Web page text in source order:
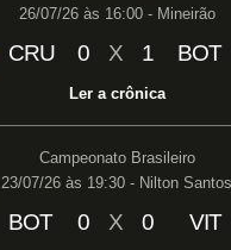
26/07/26 às 16:00 - Mineirão
CRU 0 X 1 BOT
Ler a crônica
Campeonato Brasileiro
23/07/26 às 19:30 - Nilton Santos
BOT 0 X 0 VIT